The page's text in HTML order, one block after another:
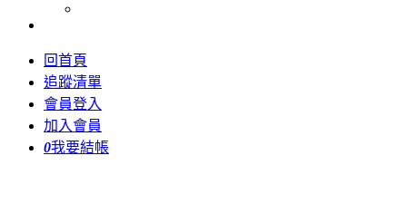
回首頁
追蹤清單
會員登入
加入會員
0我要結帳